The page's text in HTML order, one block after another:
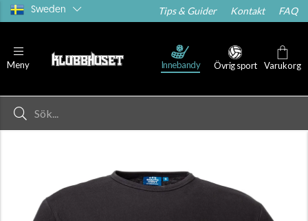
Sweden Tips & Guider Kontakt FAQ
Meny
T-shirts Shorts Strumpor
Innebandy Övrig sport Varukorg